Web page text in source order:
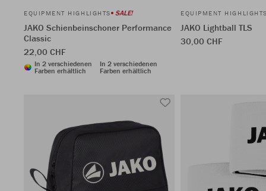
EQUIPMENT HIGHLIGHTS SALE!
JAKO Schienbeinschoner Performance
Classic
22,00 CHF
In 2 verschiedenen
Farben erhältlich
In 2 verschiedenen
Farben erhältlich
EQUIPMENT
JAKO Lightball TLS
30,00 CHF